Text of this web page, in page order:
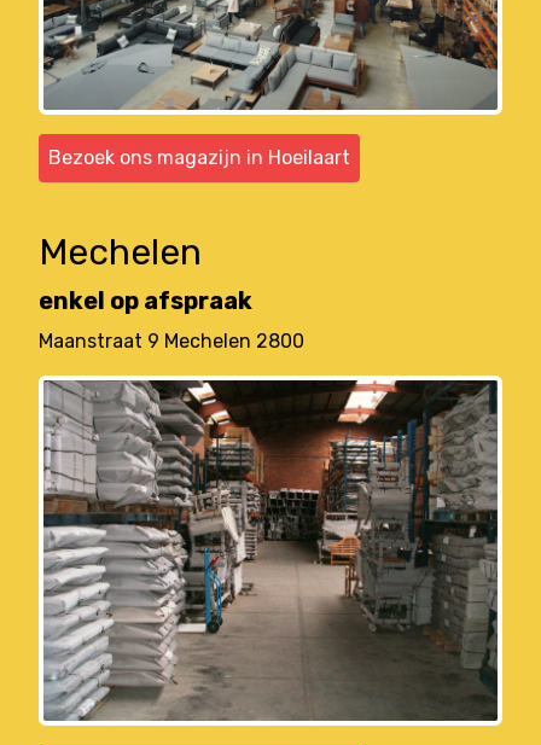
Bezoek ons magazijn in Hoeilaart
Mechelen
enkel op afspraak
Maanstraat 9 Mechelen 2800